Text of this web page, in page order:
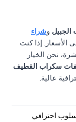
وشراء
الأسعار. إذا كنت
نحن الخيار
سكراب القطيف
عالية.
احترافي